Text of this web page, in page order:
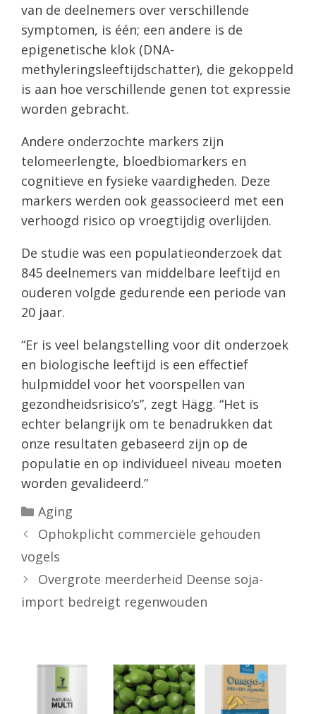
van de deelnemers over verschillende
symptomen, is één; een andere is de
epigenetische klok (DNA-
methyleringsleeftijdschatter), die gekoppeld
is aan hoe verschillende genen tot expressie
worden gebracht.
Andere onderzochte markers zijn
telomeerlengte, bloedbiomarkers en
cognitieve en fysieke vaardigheden. Deze
markers werden ook geassocieerd met een
verhoogd risico op vroegtijdig overlijden.
De studie was een populatieonderzoek dat
845 deelnemers van middelbare leeftijd en
ouderen volgde gedurende een periode van
20 jaar.
“Er is veel belangstelling voor dit onderzoek
en biologische leeftijd is een effectief
hulpmiddel voor het voorspellen van
gezondheidsrisico’s”, zegt Hägg. “Het is
echter belangrijk om te benadrukken dat
onze resultaten gebaseerd zijn op de
populatie en op individueel niveau moeten
worden gevalideerd.”
Categorieën
Aging
Ophokplicht commerciële gehouden
vogels
Overgrote meerderheid Deense soja-
import bedreigt regenwouden